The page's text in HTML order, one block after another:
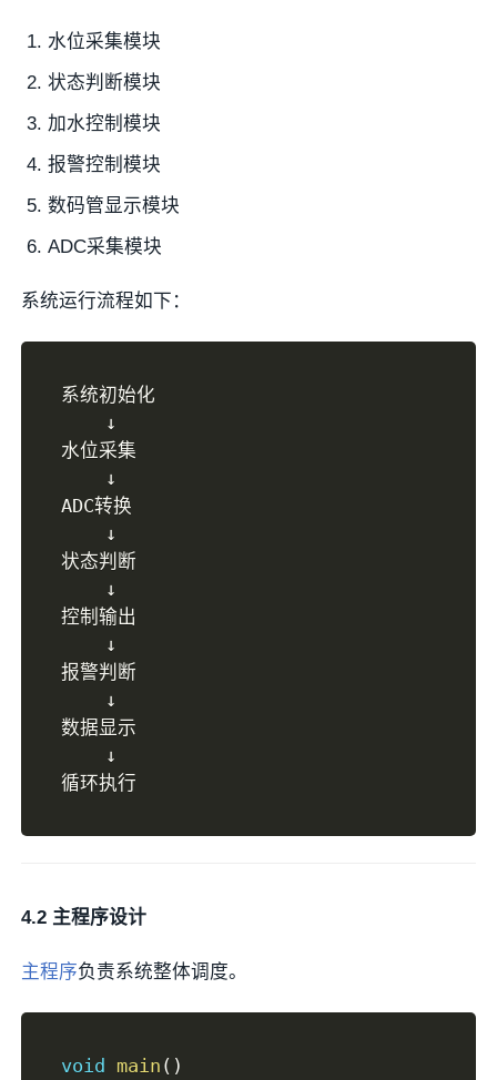
水位采集模块
状态判断模块
加水控制模块
报警控制模块
数码管显示模块
ADC采集模块
系统运行流程如下：
系统初始化
    ↓
水位采集
    ↓
ADC转换
    ↓
状态判断
    ↓
控制输出
    ↓
报警判断
    ↓
数据显示
    ↓
4.2 主程序设计
主程序负责系统整体调度。
void main ( )